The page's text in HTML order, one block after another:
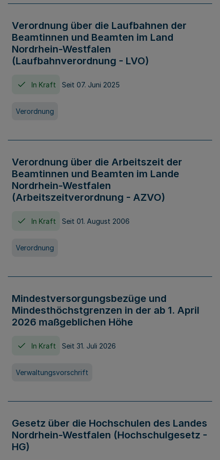
Verordnung über die Laufbahnen der
Beamtinnen und Beamten im Land
Nordrhein-Westfalen
(Laufbahnverordnung - LVO)
In Kraft Seit 07. Juni 2025
Verordnung
Verordnung über die Arbeitszeit der
Beamtinnen und Beamten im Lande
Nordrhein-Westfalen
(Arbeitszeitverordnung - AZVO)
In Kraft Seit 01. August 2006
Verordnung
Mindestversorgungsbezüge und
Mindesthöchstgrenzen in der ab 1. April
2026 maßgeblichen Höhe
In Kraft Seit 31. Juli 2026
Verwaltungsvorschrift
Gesetz über die Hochschulen des Landes
Nordrhein-Westfalen (Hochschulgesetz -
HG)